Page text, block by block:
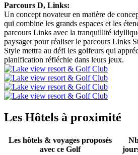
Parcours D, Links:
Un concept novateur en matière de
qui combine les grands espaces et les
parcours Links avec la tranquillité
paysager pour réaliser le parcours Links
Style mettra au défi les golfeurs qui
planification réfléchie dans leurs jeux.
Les Hôtels à proximité
Les hôtels & voyages proposés
avec ce Golf